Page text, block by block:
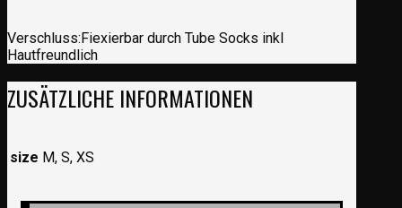
Verschluss:Fiexierbar durch Tube Socks inkl
Hautfreundlich
ZUSÄTZLICHE INFORMATIONEN
size M, S, XS